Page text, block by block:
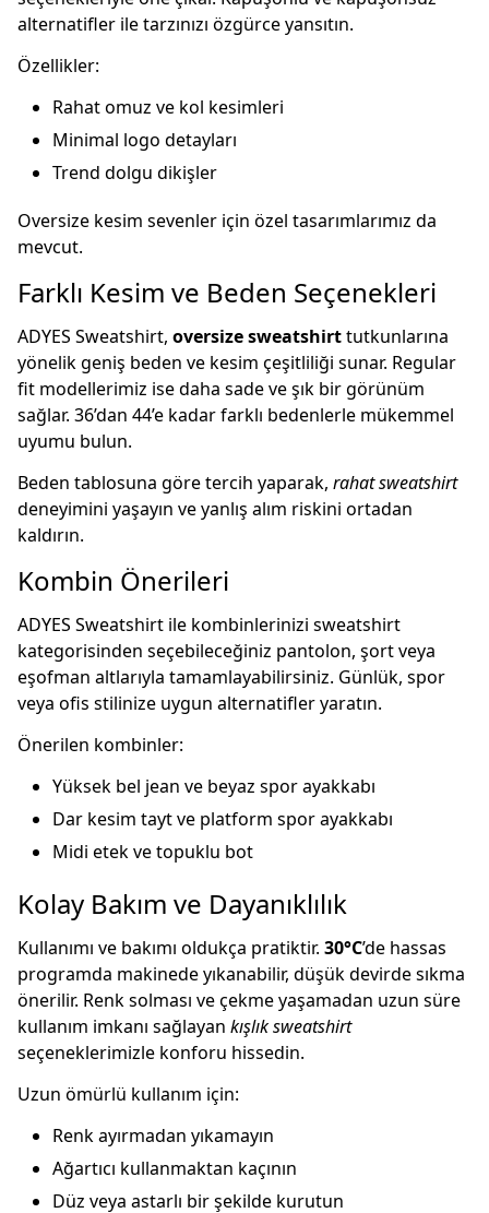
alternatifler ile tarzınızı özgürce yansıtın.
Özellikler:
Rahat omuz ve kol kesimleri
Minimal logo detayları
Trend dolgu dikişler
Oversize kesim sevenler için özel tasarımlarımız da
mevcut.
Farklı Kesim ve Beden Seçenekleri
ADYES Sweatshirt, oversize sweatshirttutkunlarına
yönelik geniş beden ve kesim çeşitliliği sunar. Regular
fit modellerimiz ise daha sade ve şık bir görünüm
sağlar. 36’dan 44’e kadar farklı bedenlerle mükemmel
uyumu bulun.
Beden tablosuna göre tercih yaparak, rahat sweatshirt
deneyimini yaşayın ve yanlış alım riskini ortadan
kaldırın.
Kombin Önerileri
ADYES Sweatshirt ile kombinlerinizi sweatshirt
kategorisinden seçebileceğiniz pantolon, şort veya
eşofman altlarıyla tamamlayabilirsiniz. Günlük, spor
veya ofis stilinize uygun alternatifler yaratın.
Önerilen kombinler:
Yüksek bel jean ve beyaz spor ayakkabı
Dar kesim tayt ve platform spor ayakkabı
Midi etek ve topuklu bot
Kolay Bakım ve Dayanıklılık
Kullanımı ve bakımı oldukça pratiktir. 30°C’de hassas
programda makinede yıkanabilir, düşük devirde sıkma
önerilir. Renk solması ve çekme yaşamadan uzun süre
kullanım imkanı sağlayan kışlık sweatshirt
seçeneklerimizle konforu hissedin.
Uzun ömürlü kullanım için:
Renk ayırmadan yıkamayın
Ağartıcı kullanmaktan kaçının
Düz veya astarlı bir şekilde kurutun